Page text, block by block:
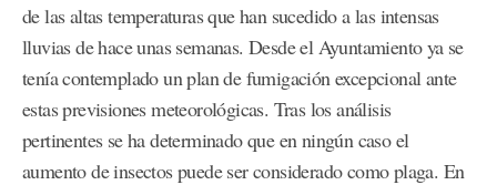
de las altas temperaturas que han sucedido a las intensas
lluvias de hace unas semanas. Desde el Ayuntamiento ya se
tenía contemplado un plan de fumigación excepcional ante
estas previsiones meteorológicas. Tras los análisis
pertinentes se ha determinado que en ningún caso el
aumento de insectos puede ser considerado como plaga. En